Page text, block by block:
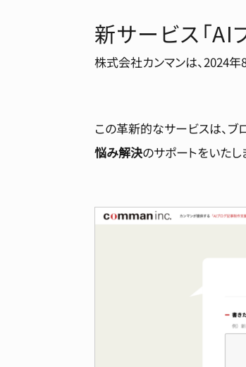
新サービス「AI
株式会社カンマンは、2024
この革新的なサービスは、ブ
悩み解決のサポートをいたし